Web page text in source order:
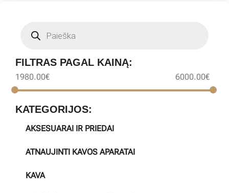
FILTRAS PAGAL KAINĄ:
1980.00€ 6000.00€
KATEGORIJOS:
AKSESUARAI IR PRIEDAI
ATNAUJINTI KAVOS APARATAI
KAVA